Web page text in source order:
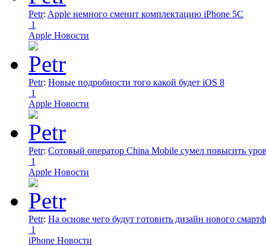
Petr: Apple немного сменит комплектацию iPhone 5C
1
Apple Новости
Petr: Новые подробности того какой будет iOS 8
1
Apple Новости
Petr: Сотовый оператор China Mobile сумел повысить
1
Apple Новости
Petr: На основе чего будут готовить дизайн нового
1
iPhone Новости